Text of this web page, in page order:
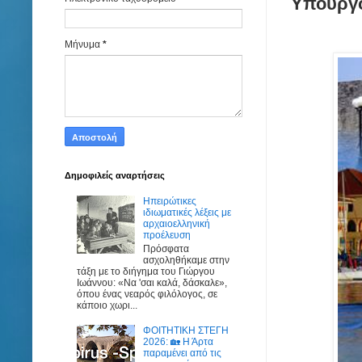
Μήνυμα *
Δημοφιλείς αναρτήσεις
Ηπειρώτικες
ιδιωματικές λέξεις με
αρχαιοελληνική
προέλευση
Πρόσφατα
ασχοληθήκαμε στην
τάξη με το διήγημα του Γιώργου
Ιωάννου: «Να 'σαι καλά, δάσκαλε»,
όπου ένας νεαρός φιλόλογος, σε
κάποιο χωρι...
ΦΟΙΤΗΤΙΚΗ ΣΤΕΓΗ
2026: 🏡 Η Άρτα
παραμένει από τις